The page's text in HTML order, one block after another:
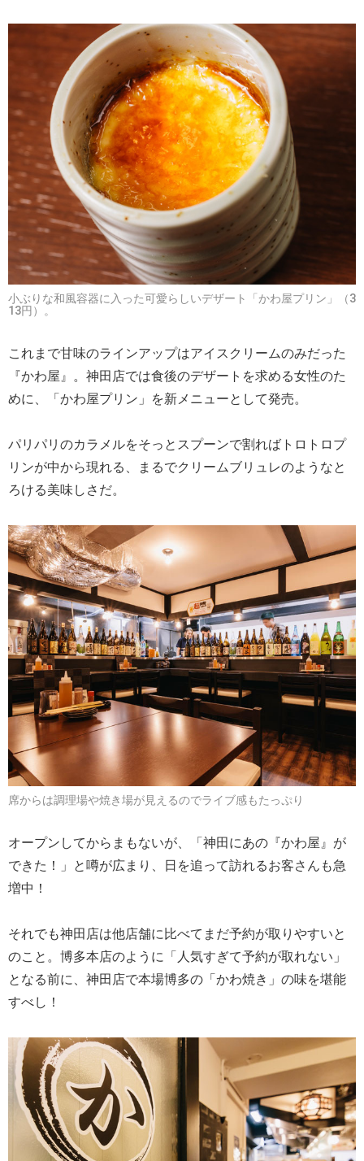
小ぶりな和風容器に入った可愛らしいデザート「かわ屋プリン」（3
13円）。
これまで甘味のラインアップはアイスクリームのみだった
『かわ屋』。神田店では食後のデザートを求める女性のた
めに、「かわ屋プリン」を新メニューとして発売。
パリパリのカラメルをそっとスプーンで割ればトロトロプ
リンが中から現れる、まるでクリームブリュレのようなと
ろける美味しさだ。
席からは調理場や焼き場が見えるのでライブ感もたっぷり
オープンしてからまもないが、「神田にあの『かわ屋』が
できた！」と噂が広まり、日を追って訪れるお客さんも急
増中！
それでも神田店は他店舗に比べてまだ予約が取りやすいと
のこと。博多本店のように「人気すぎて予約が取れない」
となる前に、神田店で本場博多の「かわ焼き」の味を堪能
すべし！